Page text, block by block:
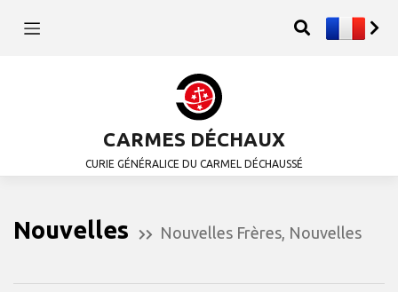
CARMES DÉCHAUX
CURIE GÉNÉRALICE DU CARMEL DÉCHAUSSÉ
Nouvelles Nouvelles Frères Nouvelles